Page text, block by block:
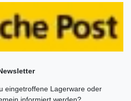
eingetroffene Lagerware oder
informiert werden?